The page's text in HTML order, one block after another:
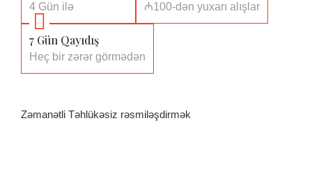
4 Gün ilə ₼100-dən yuxarı alışlar
7 Gün Qayıdış
Heç bir zərər görmədən
Zəmanətli Təhlükəsiz rəsmiləşdirmək